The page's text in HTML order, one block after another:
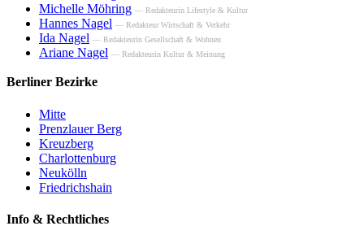
Michelle Möhring — Redakteurin Lifestyle & Kultur
Hannes Nagel — Redakteur Wirtschaft & Verkehr
Ida Nagel — Redakteurin Gesellschaft & Wohnen
Ariane Nagel — Redakteurin Kultur & Meinung
Berliner Bezirke
Mitte
Prenzlauer Berg
Kreuzberg
Charlottenburg
Neukölln
Friedrichshain
Info & Rechtliches